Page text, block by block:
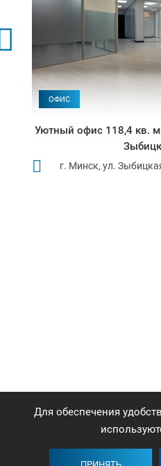
ОФИС
Уютный офис 118,4 кв. м
г. Минск, ул.
Для обеспечения